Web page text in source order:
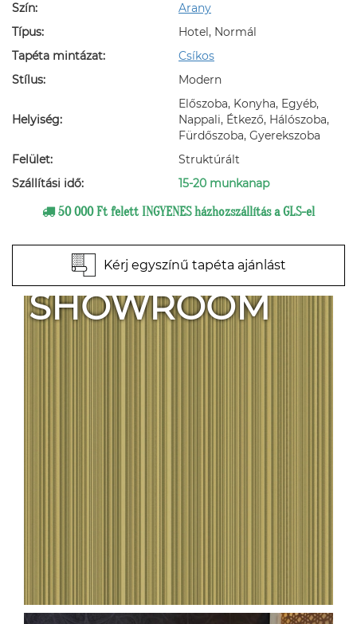
Szín:
Arany
Típus:
Hotel, Normál
Tapéta mintázat:
Csíkos
Stílus:
Modern
Helyiség:
Előszoba, Konyha, Egyéb,
Nappali, Étkező, Hálószoba,
Fürdőszoba, Gyerekszoba
Felület:
Struktúrált
Szállítási idő:
15-20 munkanap
50 000 Ft felett INGYENES házhozszállítás a GLS-el
Kérj egyszínű tapéta ajánlást
SHOWROOM